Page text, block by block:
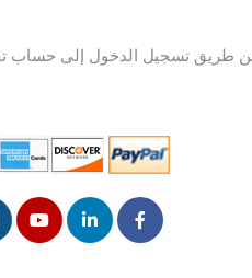
طريق تسجيل الدخول إلى حساب